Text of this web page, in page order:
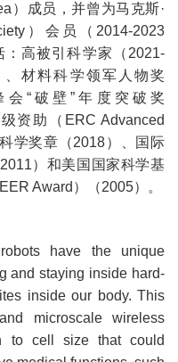
）成员，并曾为马克斯·
）会员（2014-2023
高被引科学家（2021-
材料科学领军人物奖
会“破壁”年度突破奖
资助（ERC Advanced
学奖章（2018）、国际
）和美国国家科学基
Award）（2005）。
have the unique
and staying inside hard-
inside our body. This
microscale wireless
to cell size that could